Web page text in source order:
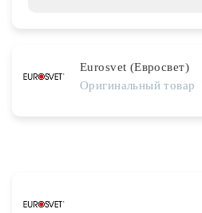
База знаний
Eurosvet (Евросвет)
Оригинальный товар